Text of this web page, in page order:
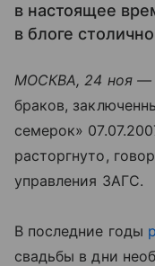
в настоящее
в блоге
МОСКВА, 24 ноя —
браков,
семерок»
расторгнуто,
управления ЗАГС.
В последние годы
свадьбы в дни